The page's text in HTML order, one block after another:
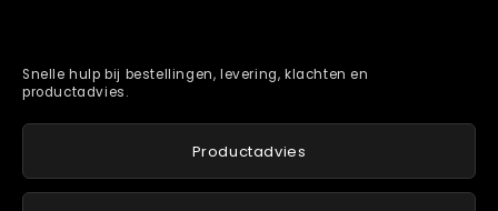
Snelle hulp bij bestellingen, levering, klachten en
productadvies.
Productadvies